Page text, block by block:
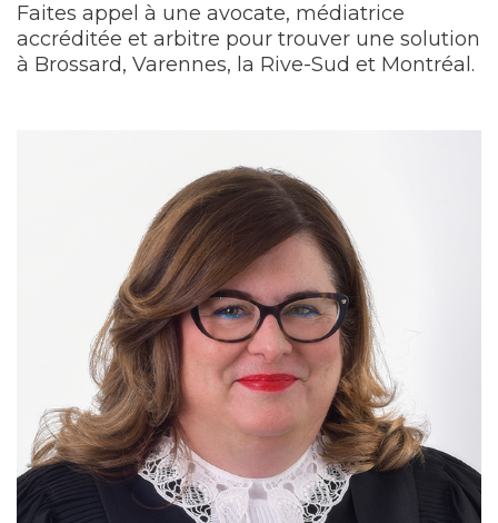
Faites appel à une avocate, médiatrice
accréditée et arbitre pour trouver une solution
à Brossard, Varennes, la Rive-Sud et Montréal.